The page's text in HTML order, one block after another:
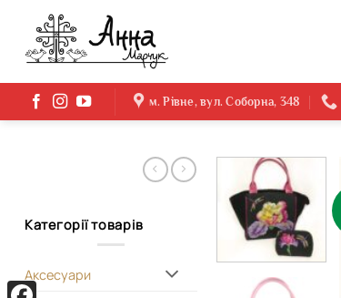
content
м. Рівне, вул. Соборна, 348
Категорії товарів
Аксесуари